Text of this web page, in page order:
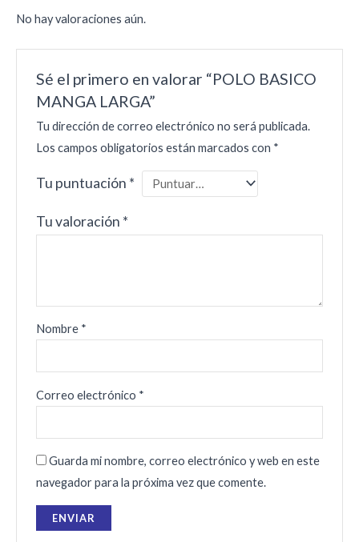
No hay valoraciones aún.
Sé el primero en valorar “POLO BASICO
MANGA LARGA”
Tu dirección de correo electrónico no será publicada.
Los campos obligatorios están marcados con *
Tu puntuación *
Tu valoración *
Nombre *
Correo electrónico *
Guarda mi nombre, correo electrónico y web en este
navegador para la próxima vez que comente.